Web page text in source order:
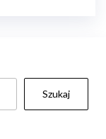
Szukaj